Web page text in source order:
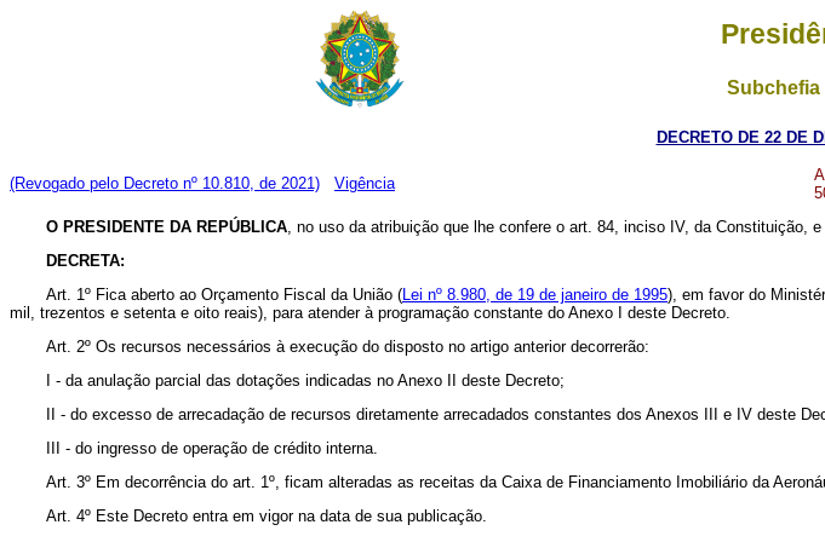
DECRETO DE 22 DE
(Revogado pelo Decreto nº 10.810, de 2021) Vigência
O PRESIDENTE DA REPÚBLICA, no uso da atribuição que lhe confere o art. 84, inciso IV, da Constituição,
DECRETA:
Art. 1º Fica aberto ao Orçamento Fiscal da União (Lei nº 8.980, de 19 de janeiro de 1995), em favor do
mil, trezentos e setenta e oito reais), para atender à programação constante do Anexo I deste Decreto.
Art. 2º Os recursos necessários à execução do disposto no artigo anterior decorrerão:
I - da anulação parcial das dotações indicadas no Anexo II deste Decreto;
II - do excesso de arrecadação de recursos diretamente arrecadados constantes dos Anexos III e IV deste
III - do ingresso de operação de crédito interna.
Art. 3º Em decorrência do art. 1º, ficam alteradas as receitas da Caixa de Financiamento Imobiliário da
Art. 4º Este Decreto entra em vigor na data de sua publicação.